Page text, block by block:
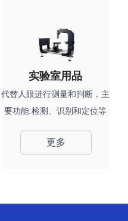
实验室⽤品
代替⼈眼进⾏测量和判断，主
要功能:检测、识别和定位等
更多